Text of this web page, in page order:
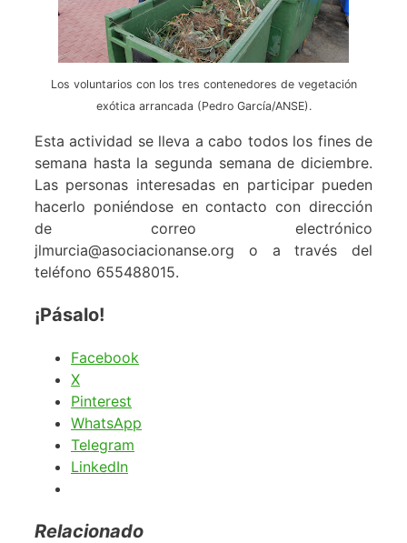
Los voluntarios con los tres contenedores de vegetación
exótica arrancada (Pedro García/ANSE).
Esta actividad se lleva a cabo todos los fines de
semana hasta la segunda semana de diciembre.
Las personas interesadas en participar pueden
hacerlo poniéndose en contacto con dirección
de correo electrónico
jlmurcia@asociacionanse.org o a través del
teléfono 655488015.
¡Pásalo!
Facebook
X
Pinterest
WhatsApp
Telegram
LinkedIn
Relacionado